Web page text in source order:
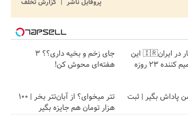
پروفایل ناشر
گزارش تخلف
برای اولین بار در ایران🇮🇷 این
دکتر کرم ترمیم کننده 23 روزه
جای زخم و بخیه داری؟؟ 3
هفته‌ای محوش کن!
پاداش بگیر | ثبت
تتر میخوای؟ از آبان‌تتر بخر | 100
هزار تومان هم جایزه بگیر